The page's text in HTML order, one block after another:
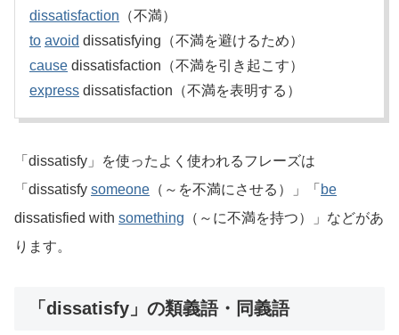
dissatisfaction （不満）
to avoid dissatisfying（不満を避けるため）
cause dissatisfaction（不満を引き起こす）
express dissatisfaction（不満を表明する）
「dissatisfy」を使ったよく使われるフレーズは
「dissatisfy someone （～を不満にさせる）」「 be
dissatisfied with something （～に不満を持つ）」などがあ
ります。
「dissatisfy」の類義語・同義語